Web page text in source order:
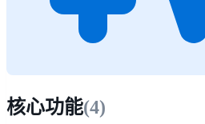
核心功能(4)